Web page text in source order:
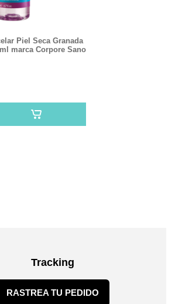
Piel Seca Granada
marca Corpore Sano
Tracking
RASTREA TU PEDIDO